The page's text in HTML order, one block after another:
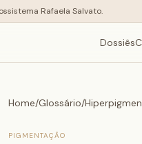
Rafaela Salvato.
Dossiês
Home/Glossário/
PIGMENTAÇÃO